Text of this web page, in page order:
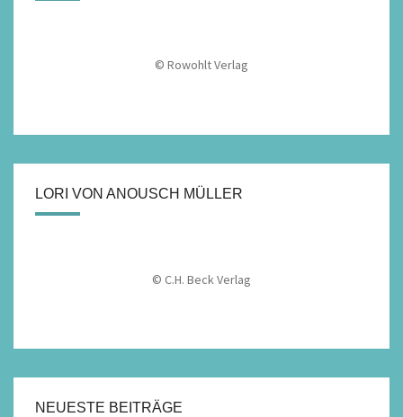
© Rowohlt Verlag
LORI VON ANOUSCH MÜLLER
© C.H. Beck Verlag
NEUESTE BEITRÄGE